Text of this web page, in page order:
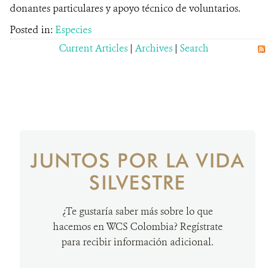
donantes particulares y apoyo técnico de voluntarios.
Posted in: Especies
Current Articles | Archives | Search
JUNTOS POR LA VIDA
SILVESTRE
¿Te gustaría saber más sobre lo que
hacemos en WCS Colombia? Regístrate
para recibir información adicional.